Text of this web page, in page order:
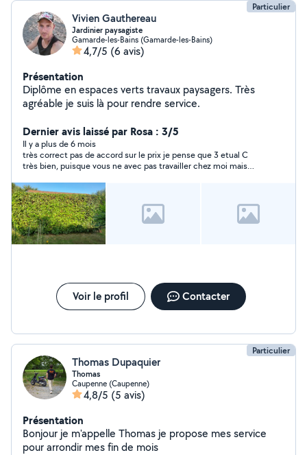
Particulier
Vivien Gauthereau
Jardinier paysagiste
Gamarde-les-Bains (Gamarde-les-Bains)
4,7/5 (6 avis)
Présentation
Diplôme en espaces verts travaux paysagers. Très
agréable je suis là pour rendre service.
Dernier avis laissé par Rosa : 3/5
Il y a plus de 6 mois
très correct pas de accord sur le prix je pense que 3 etual C
très bien, puisque vous ne avec pas travailler chez moi mais
Voir le profil Contacter
Particulier
Thomas Dupaquier
Thomas
Caupenne (Caupenne)
4,8/5 (5 avis)
Présentation
Bonjour je m'appelle Thomas je propose mes service
pour arrondir mes fin de mois